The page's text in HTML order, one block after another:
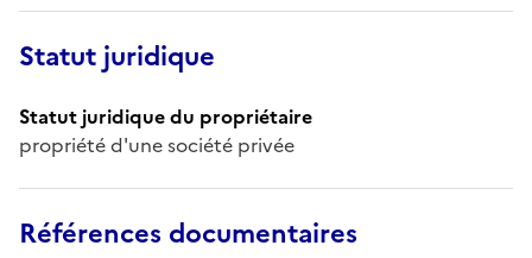
Statut juridique
Statut juridique du propriétaire
propriété d'une société privée
Références documentaires